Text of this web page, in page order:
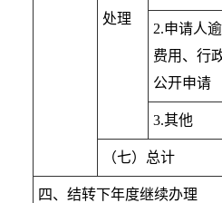
处理
2.申请人
费用、行
公开申请
3.其他
（七）总计
四、结转下年度继续办理